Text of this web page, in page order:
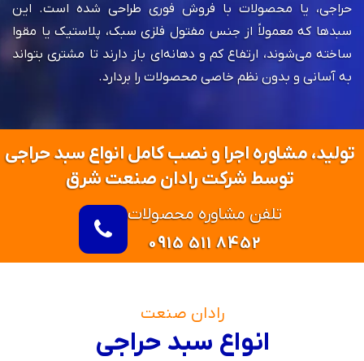
حراجی، یا محصولات با فروش فوری طراحی شده است. این
سبدها که معمولاً از جنس مفتول فلزی سبک، پلاستیک یا مقوا
ساخته می‌شوند، ارتفاع کم و دهانه‌ای باز دارند تا مشتری بتواند
به آسانی و بدون نظم خاصی محصولات را بردارد.
تولید، مشاوره اجرا و نصب کامل انواع سبد حراجی
توسط شرکت رادان صنعت شرق
تلفن مشاوره محصولات
0915 511 8452
رادان صنعت
انواع سبد حراجی